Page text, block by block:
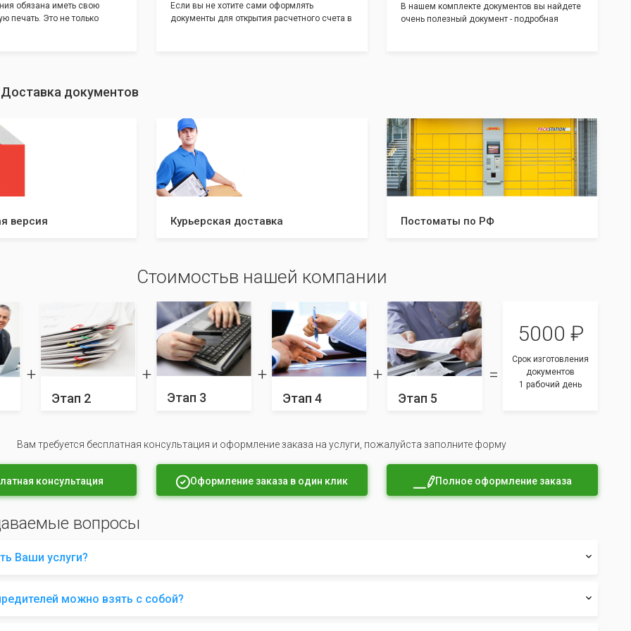
обязана иметь свою
печать. Это не только
из нашего каталога.
Если вы не хотите сами оформлять
документы для открытия расчетного счета в
В нашем комплекте документов вы найдете
очень полезный документ - подробная
случае отказа. С данной инструкцией вы
будете знать все шаги, что даст вам
уверенность в прохождении регистрации
вашей компании!
документов
версия Курьерская доставка Постоматы по РФ
Стоимостьв нашей компании
Этап 2 Этап 3 Этап 4 Этап 5
5000 ₽
Срок изготовления
документов
1 рабочий день
Вам требуется бесплатная консультация и оформление заказа на услуги, пожалуйста заполните форму
консультация Оформление заказа в один клик Полное оформление заказа
вопросы
Ваши услуги?
можно взять с собой?